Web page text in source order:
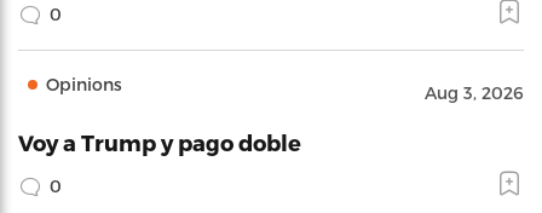
0
Opinions Aug 3, 2026
Voy a Trump y pago doble
0